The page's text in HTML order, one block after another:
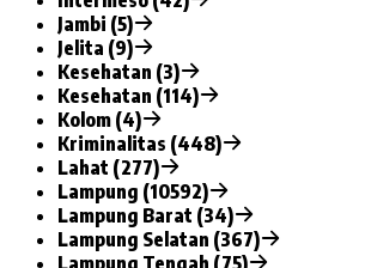
Jambi (5)
Jelita (9)
Kesehatan (3)
Kesehatan (114)
Kolom (4)
Kriminalitas (448)
Lahat (277)
Lampung (10592)
Lampung Barat (34)
Lampung Selatan (367)
Lampung Tengah (75)